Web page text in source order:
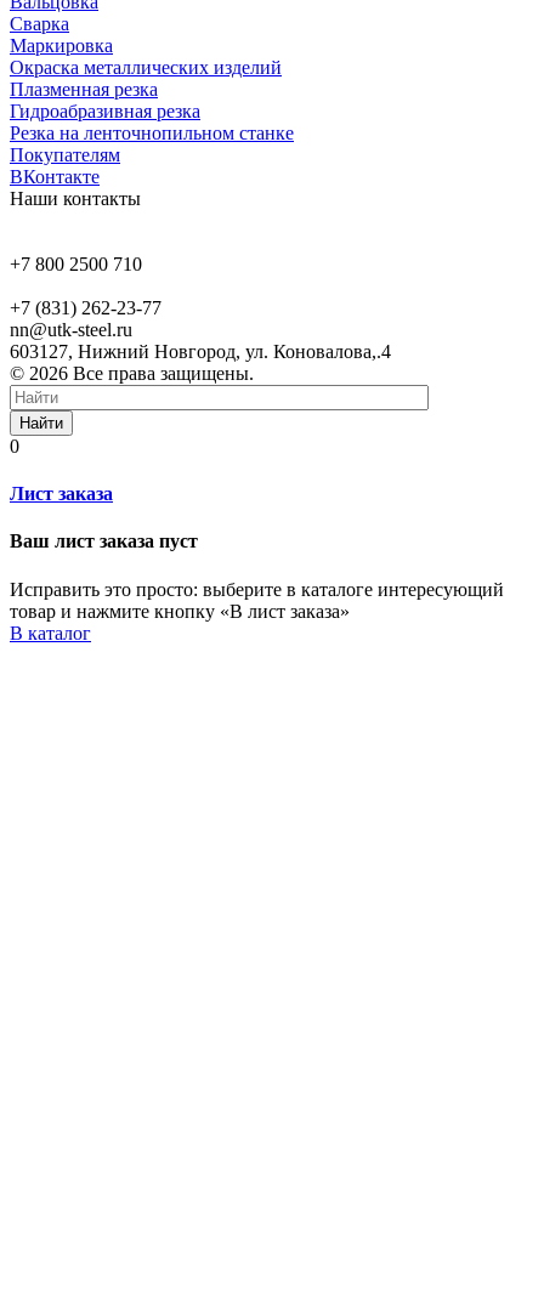
Сварка
Маркировка
Окраска металлических изделий
Плазменная резка
Гидроабразивная резка
Резка на ленточнопильном станке
Покупателям
ВКонтакте
Наши контакты
+7 800 2500 710
+7 (831) 262-23-77
nn@utk-steel.ru
603127, Нижний Новгород, ул. Коновалова,.4
© 2026 Все права защищены.
Найти
0
Лист заказа
Ваш лист заказа пуст
Исправить это просто: выберите в каталоге интересующий
товар и нажмите кнопку «В лист заказа»
В каталог